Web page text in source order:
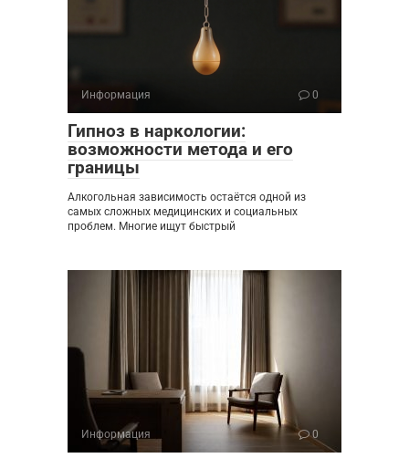
Информация 0
Гипноз в наркологии:
возможности метода и его
границы
Алкогольная зависимость остаётся одной из
самых сложных медицинских и социальных
проблем. Многие ищут быстрый
Информация 0